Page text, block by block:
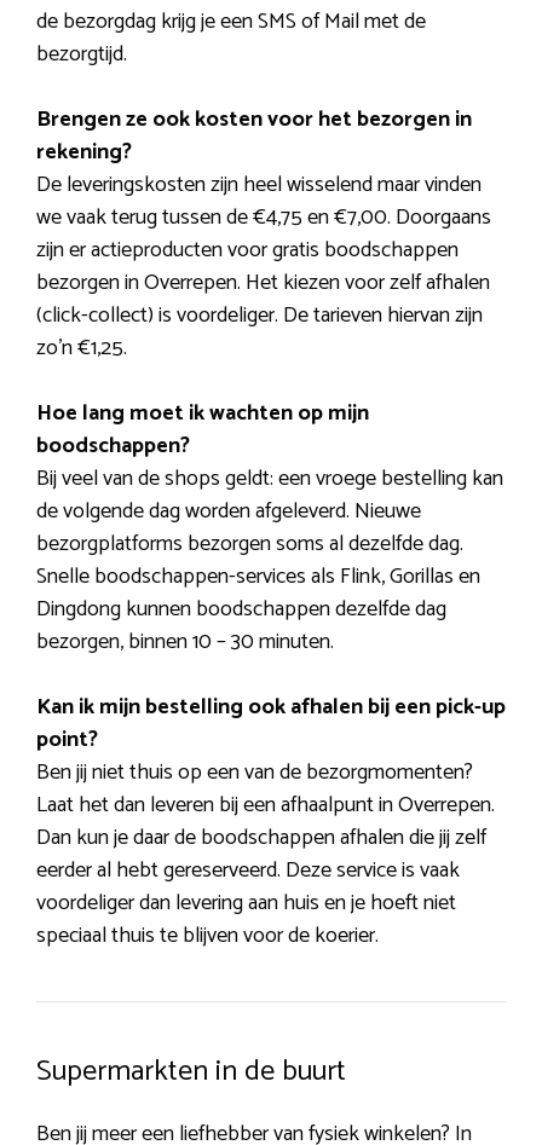
de bezorgdag krijg je een SMS of Mail met de
bezorgtijd.
Brengen ze ook kosten voor het bezorgen in
rekening?
De leveringskosten zijn heel wisselend maar vinden
we vaak terug tussen de €4,75 en €7,00. Doorgaans
zijn er actieproducten voor gratis boodschappen
bezorgen in Overrepen. Het kiezen voor zelf afhalen
(click-collect) is voordeliger. De tarieven hiervan zijn
zo’n €1,25.
Hoe lang moet ik wachten op mijn
boodschappen?
Bij veel van de shops geldt: een vroege bestelling kan
de volgende dag worden afgeleverd. Nieuwe
bezorgplatforms bezorgen soms al dezelfde dag.
Snelle boodschappen-services als Flink, Gorillas en
Dingdong kunnen boodschappen dezelfde dag
bezorgen, binnen 10 – 30 minuten.
Kan ik mijn bestelling ook afhalen bij een pick-up
point?
Ben jij niet thuis op een van de bezorgmomenten?
Laat het dan leveren bij een afhaalpunt in Overrepen.
Dan kun je daar de boodschappen afhalen die jij zelf
eerder al hebt gereserveerd. Deze service is vaak
voordeliger dan levering aan huis en je hoeft niet
speciaal thuis te blijven voor de koerier.
Supermarkten in de buurt
Ben jij meer een liefhebber van fysiek winkelen? In